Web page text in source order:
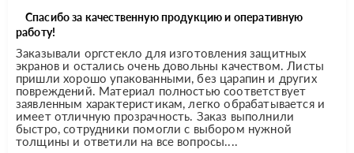
Спасибо за качественную продукцию и оперативную
работу!
Заказывали оргстекло для изготовления защитных
экранов и остались очень довольны качеством. Листы
пришли хорошо упакованными, без царапин и других
повреждений. Материал полностью соответствует
заявленным характеристикам, легко обрабатывается и
имеет отличную прозрачность. Заказ выполнили
быстро, сотрудники помогли с выбором нужной
толщины и ответили на все вопросы....